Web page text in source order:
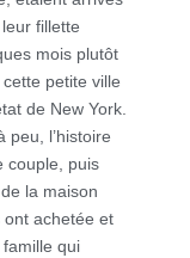
fillette
mois plutôt
petite ville
de New York.
peu, l’histoire
couple, puis
la maison
ont achetée et
famille qui